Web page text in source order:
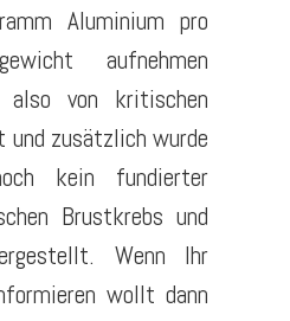
Aluminium pro
aufnehmen
von kritischen
zusätzlich wurde
kein fundierter
Brustkrebs und
Wenn Ihr
wollt dann